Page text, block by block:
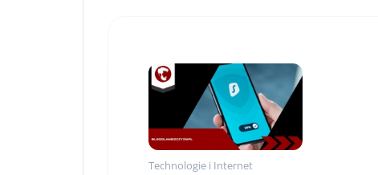
Technologie i Internet